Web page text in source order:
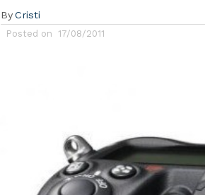
By Cristi
Posted on 17/08/2011